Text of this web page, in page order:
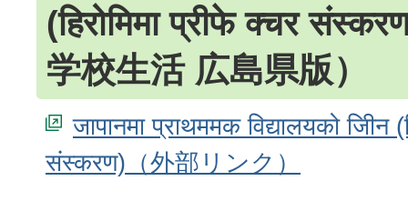
(हिरोमिमा प्रीफे क्चर
学校生活 広島県版）
जापानमा प्राथममक विद्यालयको जीिन
संस्करण)